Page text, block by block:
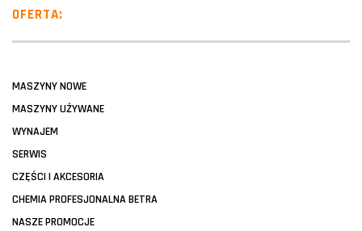
OFERTA:
MASZYNY NOWE
MASZYNY UŻYWANE
WYNAJEM
SERWIS
CZĘŚCI I AKCESORIA
CHEMIA PROFESJONALNA BETRA
NASZE PROMOCJE